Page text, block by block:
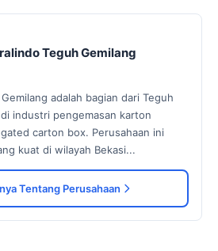
Teguh Gemilang
adalah bagian dari Teguh
industri pengemasan karton
carton box. Perusahaan ini
kuat di wilayah Bekasi...
Tentang Perusahaan